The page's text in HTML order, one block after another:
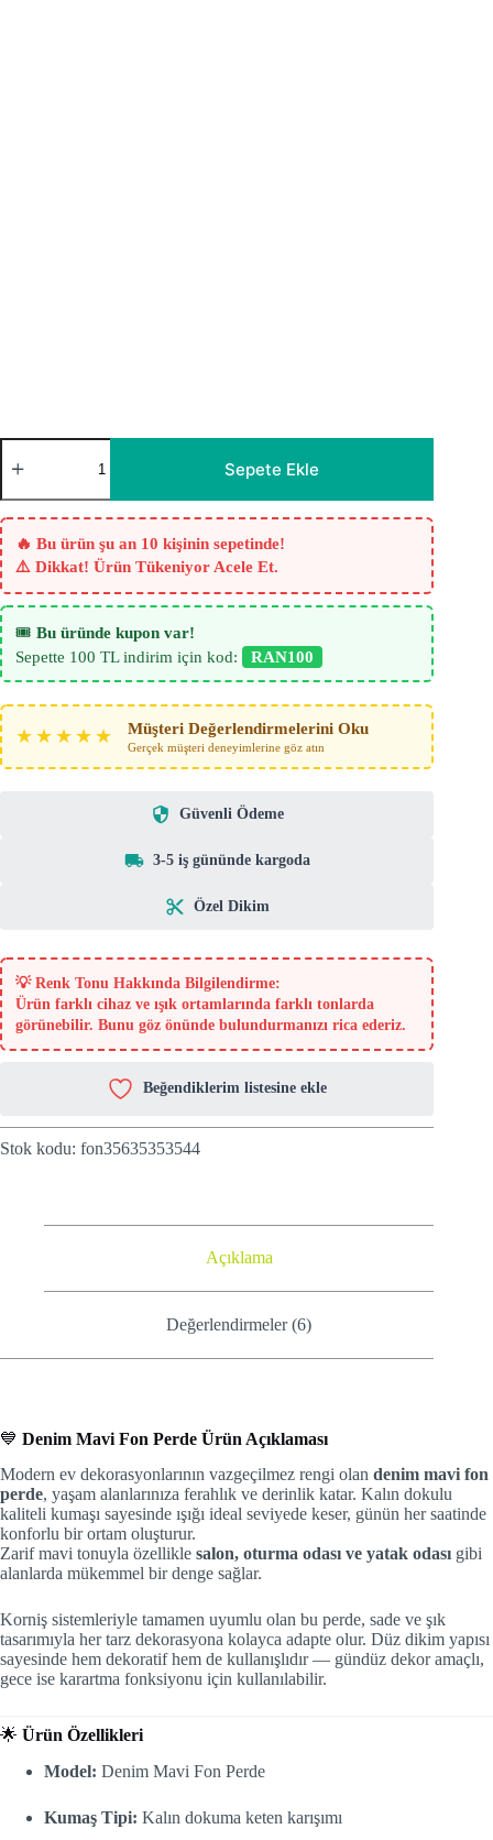
Denim
Mavi
Perde
adet
Sepete Ekle
🔥 Bu ürün şu an 10 kişinin sepetinde!
⚠️ Dikkat! Ürün Tükeniyor Acele Et.
🎟️ Bu üründe kupon var!
Sepette 100 TL indirim için kod:
RAN100
★★★★★ Müşteri Değerlendirmelerini Oku
Gerçek müşteri deneyimlerine göz atın
Güvenli Ödeme
3-5 iş gününde kargoda
Özel Dikim
💡 Renk Tonu Hakkında Bilgilendirme:
Ürün farklı cihaz ve ışık ortamlarında farklı tonlarda
görünebilir. Bunu göz önünde bulundurmanızı rica ederiz.
Beğendiklerim listesine ekle
Stok kodu: fon35635353544
Açıklama
Değerlendirmeler (6)
💙 Denim Mavi Fon Perde Ürün Açıklaması
Modern ev dekorasyonlarının vazgeçilmez rengi olan denim mavi fon
perde, yaşam alanlarınıza ferahlık ve derinlik katar. Kalın dokulu
kaliteli kumaşı sayesinde ışığı ideal seviyede keser, günün her saatinde
konforlu bir ortam oluşturur.
Zarif mavi tonuyla özellikle salon, oturma odası ve yatak odası gibi
alanlarda mükemmel bir denge sağlar.
Korniş sistemleriyle tamamen uyumlu olan bu perde, sade ve şık
tasarımıyla her tarz dekorasyona kolayca adapte olur. Düz dikim yapısı
sayesinde hem dekoratif hem de kullanışlıdır — gündüz dekor amaçlı,
gece ise karartma fonksiyonu için kullanılabilir.
🌟 Ürün Özellikleri
Model: Denim Mavi Fon Perde
Kumaş Tipi: Kalın dokuma keten karışımı